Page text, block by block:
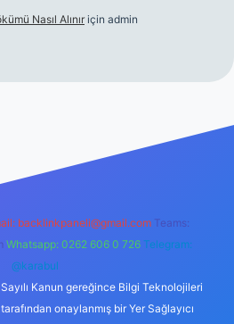
Nasıl Alınır için admin
backlinkpaneli@gmail.com Teams:
Whatsapp: 0262 606 0 726 Telegram:
@karabul
Kanun gereğince Bilgi Teknolojileri
onaylanmış bir Yer Sağlayıcı